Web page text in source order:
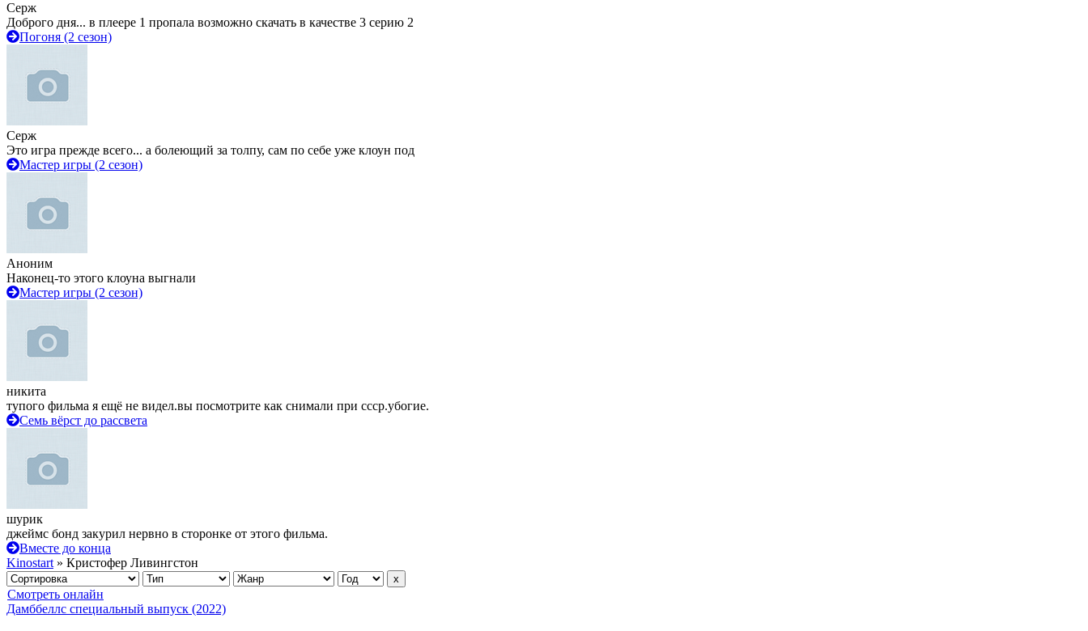
Серж
Доброго дня... в плеере 1 пропала возможно скачать в качестве 3 серию 2
Погоня (2 сезон)
Серж
Это игра прежде всего... а болеющий за толпу, сам по себе уже клоун под
Мастер игры (2 сезон)
Аноним
Наконец-то этого клоуна выгнали
Мастер игры (2 сезон)
никита
тупого фильма я ещё не видел.вы посмотрите как снимали при ссср.убогие.
Семь вёрст до рассвета
шурик
джеймс бонд закурил нервно в сторонке от этого фильма.
Вместе до конца
Kinostart » Кристофер Ливингстон
Смотреть онлайн
Дамббеллс cпециальный выпуск (2022)